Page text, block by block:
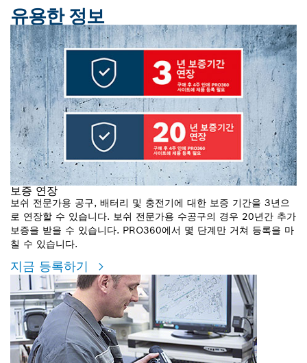
유용한 정보
보증 연장
보쉬 전문가용 공구, 배터리 및 충전기에 대한 보증 기간을 3년으
로 연장할 수 있습니다. 보쉬 전문가용 수공구의 경우 20년간 추가
보증을 받을 수 있습니다. PRO360에서 몇 단계만 거쳐 등록을 마
칠 수 있습니다.
지금 등록하기